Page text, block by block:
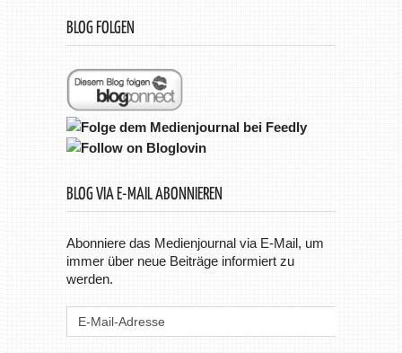
BLOG FOLGEN
BLOG VIA E-MAIL ABONNIEREN
Abonniere das Medienjournal via E-Mail, um
immer über neue Beiträge informiert zu
werden.